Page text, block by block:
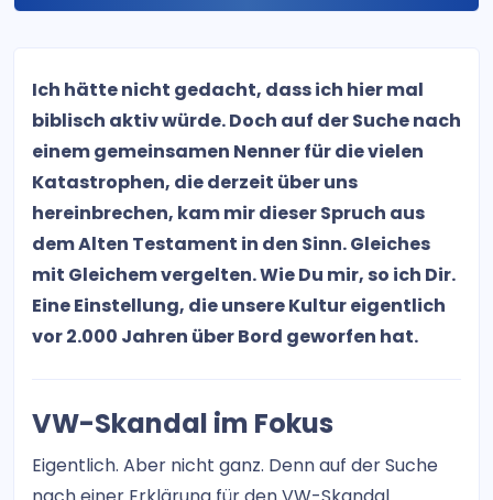
Ich hätte nicht gedacht, dass ich hier mal
biblisch aktiv würde. Doch auf der Suche nach
einem gemeinsamen Nenner für die vielen
Katastrophen, die derzeit über uns
hereinbrechen, kam mir dieser Spruch aus
dem Alten Testament in den Sinn. Gleiches
mit Gleichem vergelten. Wie Du mir, so ich Dir.
Eine Einstellung, die unsere Kultur eigentlich
vor 2.000 Jahren über Bord geworfen hat.
VW-Skandal im Fokus
Eigentlich. Aber nicht ganz. Denn auf der Suche